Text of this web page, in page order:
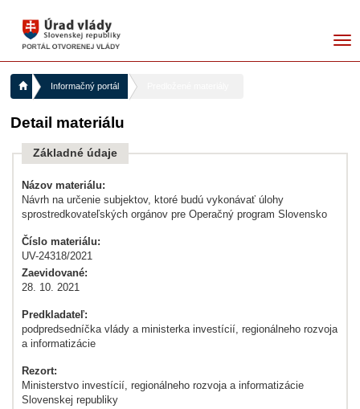
Informačný portál
Detail materiálu
Základné údaje
Názov materiálu:
Návrh na určenie subjektov, ktoré budú vykonávať úlohy
sprostredkovateľských orgánov pre Operačný program Slovensko
Číslo materiálu:
UV-24318/2021
Zaevidované:
28. 10. 2021
Predkladateľ:
podpredsedníčka vlády a ministerka investícií, regionálneho rozvoja
a informatizácie
Rezort:
Ministerstvo investícií, regionálneho rozvoja a informatizácie
Slovenskej republiky